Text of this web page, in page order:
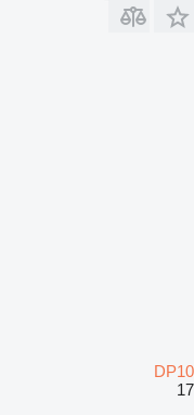
DP10
17